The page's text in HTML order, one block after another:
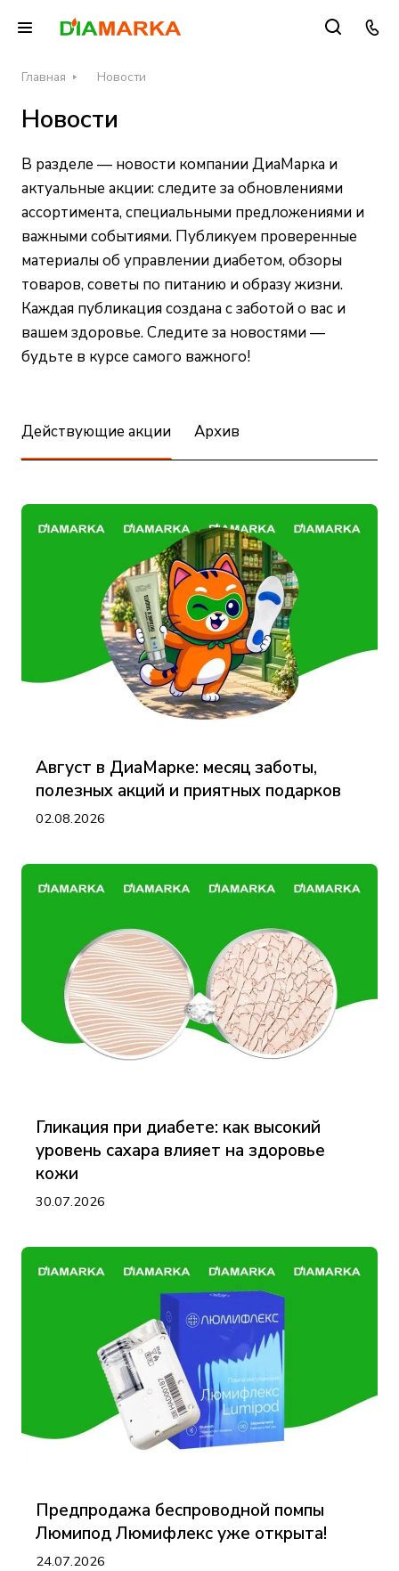
Главная Новости
Новости
В разделе — новости компании ДиаМарка и
актуальные акции: следите за обновлениями
ассортимента, специальными предложениями и
важными событиями. Публикуем проверенные
материалы об управлении диабетом, обзоры
товаров, советы по питанию и образу жизни.
Каждая публикация создана с заботой о вас и
вашем здоровье. Следите за новостями —
будьте в курсе самого важного!
Действующие акции Архив
Август в ДиаМарке: месяц заботы,
полезных акций и приятных подарков
02.08.2026
Гликация при диабете: как высокий
уровень сахара влияет на здоровье
кожи
30.07.2026
Предпродажа беспроводной помпы
Люмипод Люмифлекс уже открыта!
24.07.2026